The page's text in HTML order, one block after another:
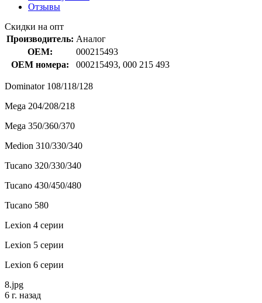
Отзывы
Скидки на опт
Производитель: Аналог
OEM:
000215493
OEM номера:
000215493, 000 215 493
Dominator 108/118/128
Mega 204/208/218
Mega 350/360/370
Medion 310/330/340
Tucano 320/330/340
Tucano 430/450/480
Tucano 580
Lexion 4 серии
Lexion 5 серии
Lexion 6 серии
8.jpg
6 г. назад